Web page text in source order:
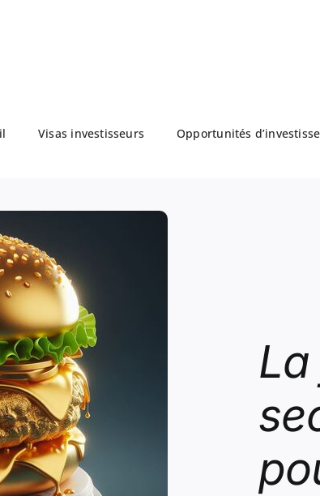
Visas investisseurs Opportunités